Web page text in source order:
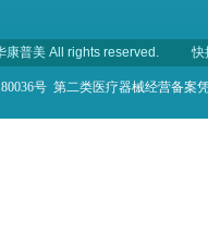
康普美 All rights reserved. 快
号 第二类医疗器械经营备案